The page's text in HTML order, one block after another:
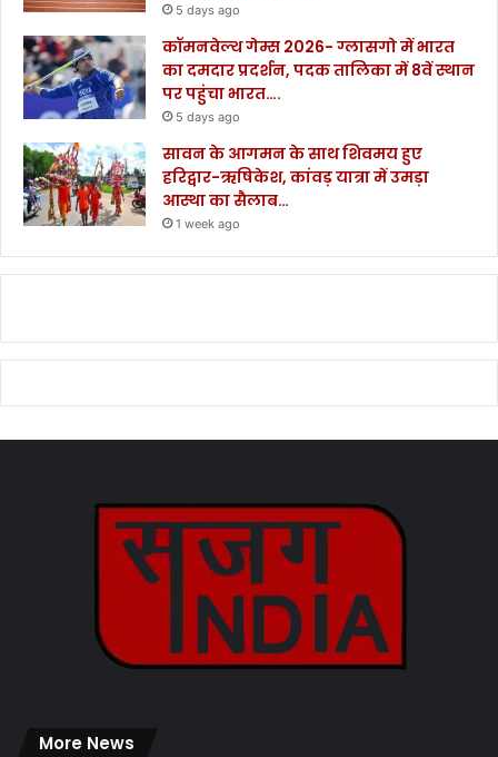
5 days ago
कॉमनवेल्थ गेम्स 2026- ग्लासगो में भारत
का दमदार प्रदर्शन, पदक तालिका में 8वें स्थान
पर पहुंचा भारत….
5 days ago
सावन के आगमन के साथ शिवमय हुए
हरिद्वार-ऋषिकेश, कांवड़ यात्रा में उमड़ा
आस्था का सैलाब…
1 week ago
More News